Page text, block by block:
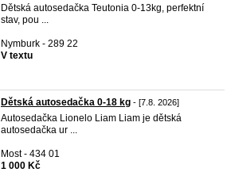
Dětská autosedačka Teutonia 0-13kg, perfektní
stav, pou ...
Nymburk - 289 22
V textu
Dětská autosedačka 0-18 kg - [7.8. 2026]
Autosedačka Lionelo Liam Liam je dětská
autosedačka ur ...
Most - 434 01
1 000 Kč